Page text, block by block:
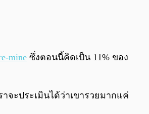
mine ซึ่งตอนนี้คิดเป็น 11% ของ
จะประเมินได้ว่าเขารวยมากแค่